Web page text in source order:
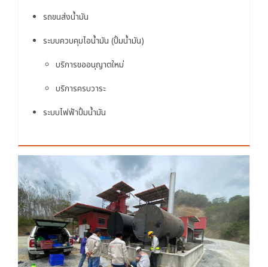
รถขนส่งน้ำมัน
ระบบควบคุมไอน้ำมัน (ปั้มน้ำมัน)
บริการขออนุญาตใหม่
บริการครบวาระ
ระบบไฟฟ้าปั้มน้ำมัน